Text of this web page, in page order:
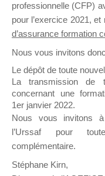
Ce groupe est
Formation qui
Propositions
sur lequel il est
ou poser une
NB : Il est
pouvoir
professionnelle (CFP)
pour l’exercice 2021, et
d’assurance formation
Nous vous invitons
Le dépôt de toute
La transmission de
concernant une
1er janvier 2022.
Nous vous invitons
l’Urssaf pour
complémentaire.
Stéphane Kirn,